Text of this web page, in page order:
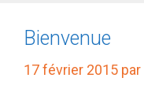
Bienvenue
17 février 2015 par